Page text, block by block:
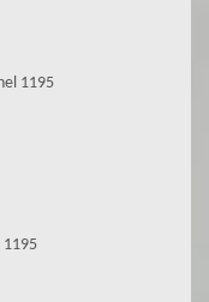
1195
1195